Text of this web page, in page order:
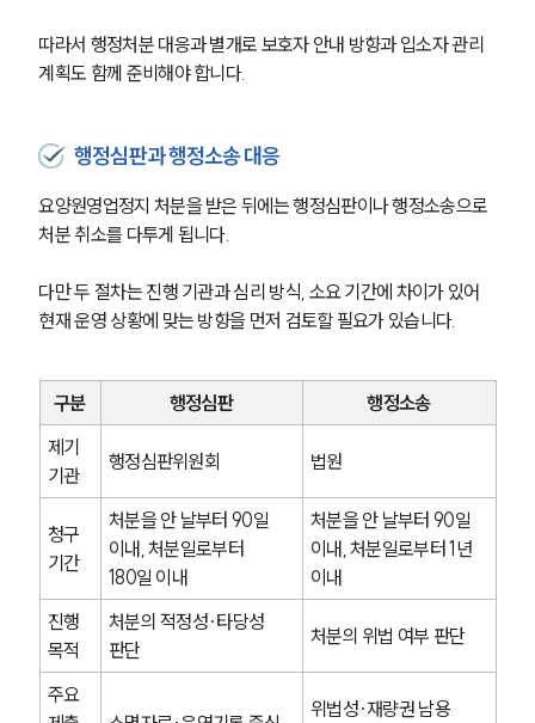
따라서 행정처분 대응과 별개로 보호자 안내 방향과 입소자 관리
계획도 함께 준비해야 합니다.
행정심판과 행정소송 대응
요양원영업정지 처분을 받은 뒤에는 행정심판이나 행정소송으로
처분 취소를 다투게 됩니다.
다만 두 절차는 진행 기관과 심리 방식, 소요 기간에 차이가 있어
현재 운영 상황에 맞는 방향을 먼저 검토할 필요가 있습니다.
구분 행정심판
행정소송
제기
기관
행정심판위원회 법원
청구
기간
처분을 안 날부터 90일
이내, 처분일로부터
180일 이내
처분을 안 날부터 90일
이내, 처분일로부터 1년
이내
진행
목적
처분의 적정성·타당성
판단
처분의 위법 여부 판단
주요
위법성·재량권 남용